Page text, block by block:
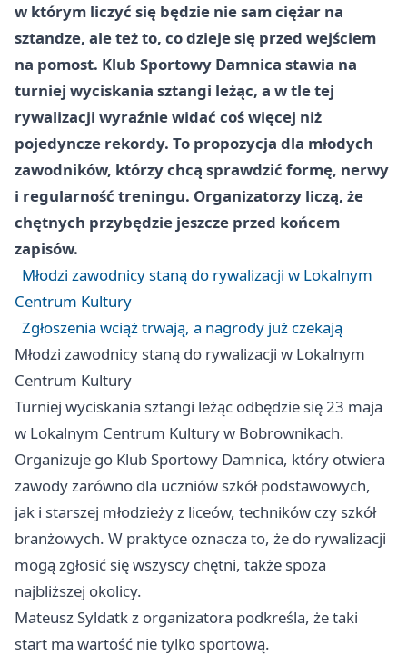
w którym liczyć się będzie nie sam ciężar na
sztandze, ale też to, co dzieje się przed wejściem
na pomost. Klub Sportowy Damnica stawia na
turniej wyciskania sztangi leżąc, a w tle tej
rywalizacji wyraźnie widać coś więcej niż
pojedyncze rekordy. To propozycja dla młodych
zawodników, którzy chcą sprawdzić formę, nerwy
i regularność treningu. Organizatorzy liczą, że
chętnych przybędzie jeszcze przed końcem
zapisów.
Młodzi zawodnicy staną do rywalizacji w Lokalnym
Centrum Kultury
Zgłoszenia wciąż trwają, a nagrody już czekają
Młodzi zawodnicy staną do rywalizacji w Lokalnym
Centrum Kultury
Turniej wyciskania sztangi leżąc odbędzie się 23 maja
w Lokalnym Centrum Kultury w Bobrownikach.
Organizuje go Klub Sportowy Damnica, który otwiera
zawody zarówno dla uczniów szkół podstawowych,
jak i starszej młodzieży z liceów, techników czy szkół
branżowych. W praktyce oznacza to, że do rywalizacji
mogą zgłosić się wszyscy chętni, także spoza
najbliższej okolicy.
Mateusz Syldatk z organizatora podkreśla, że taki
start ma wartość nie tylko sportową.